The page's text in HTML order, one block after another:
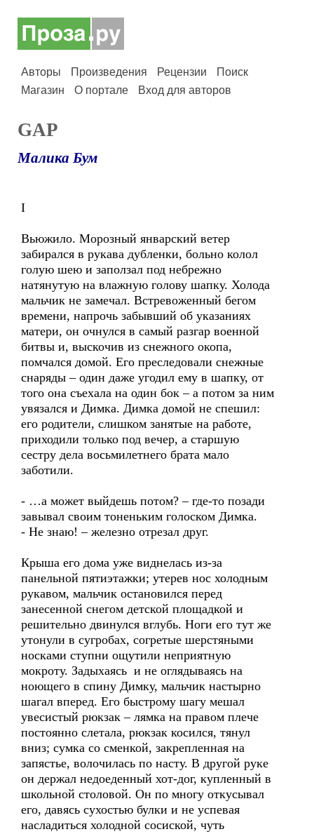
Авторы Произведения Рецензии
Поиск
Магазин
О портале Вход для авторов
GAP
Малика Бум
I
Вьюжило. Морозный январский ветер
забирался в рукава дубленки, больно колол
голую шею и заползал под небрежно
натянутую на влажную голову шапку. Холода
мальчик не замечал. Встревоженный бегом
времени, напрочь забывший об указаниях
матери, он очнулся в самый разгар военной
битвы и, выскочив из снежного окопа,
помчался домой. Его преследовали снежные
снаряды – один даже угодил ему в шапку, от
того она съехала на один бок – а потом за ним
увязался и Димка. Димка домой не спешил:
его родители, слишком занятые на работе,
приходили только под вечер, а старшую
сестру дела восьмилетнего брата мало
заботили.
- …а может выйдешь потом? – где-то позади
завывал своим тоненьким голоском Димка.
- Не знаю! – железно отрезал друг.
Крыша его дома уже виднелась из-за
панельной пятиэтажки; утерев нос холодным
рукавом, мальчик остановился перед
занесенной снегом детской площадкой и
решительно двинулся вглубь. Ноги его тут же
утонули в сугробах, согретые шерстяными
носками ступни ощутили неприятную
мокроту. Задыхаясь и не оглядываясь на
ноющего в спину Димку, мальчик настырно
шагал вперед. Его быстрому шагу мешал
увесистый рюкзак – лямка на правом плече
постоянно слетала, рюкзак косился, тянул
вниз; сумка со сменкой, закрепленная на
запястье, волочилась по насту. В другой руке
он держал недоеденный хот-дог, купленный в
школьной столовой. Он по многу откусывал
его, давясь сухостью булки и не успевая
насладиться холодной сосиской, чуть